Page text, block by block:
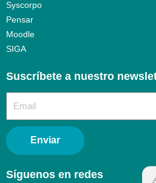
Syscorpo
Pensar
Moodle
SIGA
Suscríbete a nuestro
Enviar
Síguenos en redes